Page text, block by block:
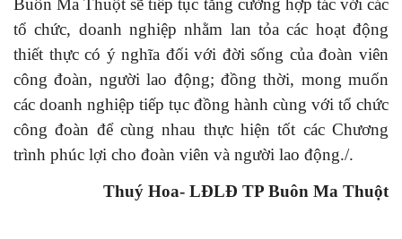
Buôn Ma Thuột sẽ tiếp tục tăng cường hợp tác với các
tổ chức, doanh nghiệp nhằm lan tỏa các hoạt động
thiết thực có ý nghĩa đối với đời sống của đoàn viên
công đoàn, người lao động; đồng thời, mong muốn
các doanh nghiệp tiếp tục đồng hành cùng với tổ chức
công đoàn để cùng nhau thực hiện tốt các Chương
trình phúc lợi cho đoàn viên và người lao động./.
Thuý Hoa- LĐLĐ TP Buôn Ma Thuột